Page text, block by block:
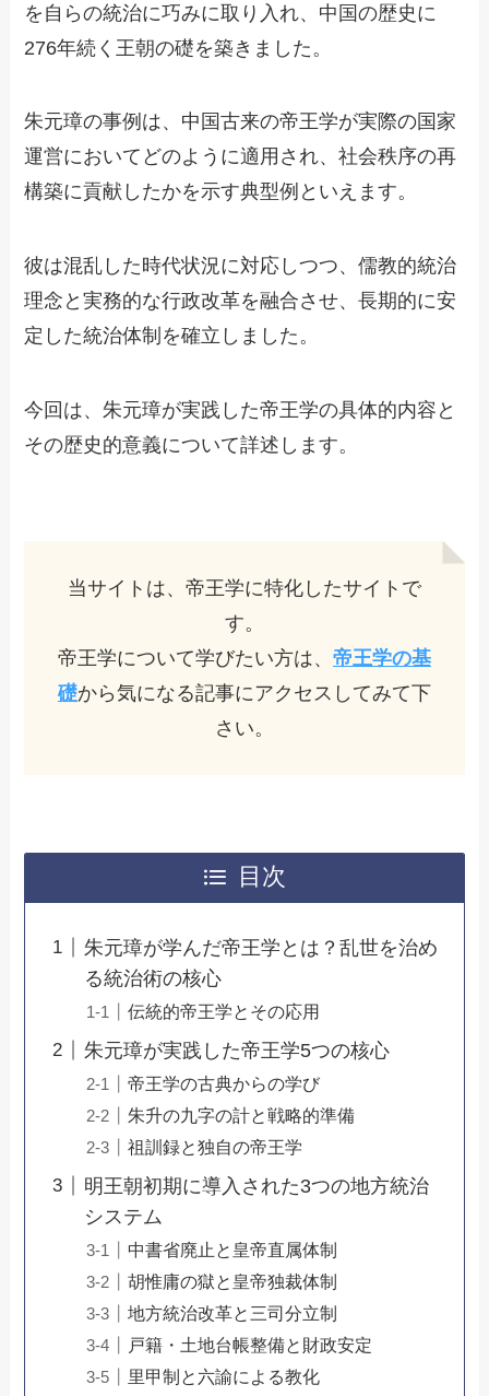
を自らの統治に巧みに取り入れ、中国の歴史に
276年続く王朝の礎を築きました。
朱元璋の事例は、中国古来の帝王学が実際の国家
運営においてどのように適用され、社会秩序の再
構築に貢献したかを示す典型例といえます。
彼は混乱した時代状況に対応しつつ、儒教的統治
理念と実務的な行政改革を融合させ、長期的に安
定した統治体制を確立しました。
今回は、朱元璋が実践した帝王学の具体的内容と
その歴史的意義について詳述します。
当サイトは、帝王学に特化したサイトで
す。
帝王学について学びたい方は、 帝王学の基
礎から気になる記事にアクセスしてみて下
さい。
目次
朱元璋が学んだ帝王学とは？乱世を治め
る統治術の核心
伝統的帝王学とその応用
朱元璋が実践した帝王学5つの核心
帝王学の古典からの学び
朱升の九字の計と戦略的準備
祖訓録と独自の帝王学
明王朝初期に導入された3つの地方統治
システム
中書省廃止と皇帝直属体制
胡惟庸の獄と皇帝独裁体制
地方統治改革と三司分立制
戸籍・土地台帳整備と財政安定
里甲制と六諭による教化